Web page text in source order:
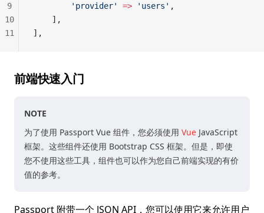
        'provider'
=> 'users' ,
    ],
],
9
10
11
前端快速入门
NOTE
为了使用 Passport Vue 组件，您必须使用 Vue JavaScript
框架。这些组件还使用 Bootstrap CSS 框架。但是，即使
您不使用这些工具，组件也可以作为您自己前端实现的有价
值的参考。
Passport 附带一个 JSON API，您可以使用它来允许用户